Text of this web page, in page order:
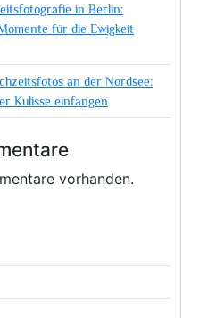
in Berlin:
für die Ewigkeit
an der Nordsee:
Kulisse einfangen
vorhanden.